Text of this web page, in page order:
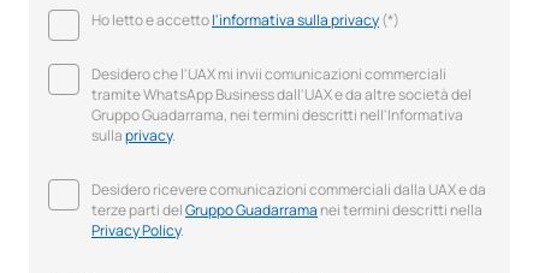
Ho letto e accettol'informativa sulla privacy(*)
Desidero che l'UAX mi invii comunicazioni commerciali
tramite WhatsApp Business dall'UAX e da altre società del
Gruppo Guadarrama, nei termini descritti nell'Informativa
sullaprivacy.
Desidero ricevere comunicazioni commerciali dalla UAX e da
terze parti delGruppo Guadarrama nei termini descritti nella
Privacy Policy.